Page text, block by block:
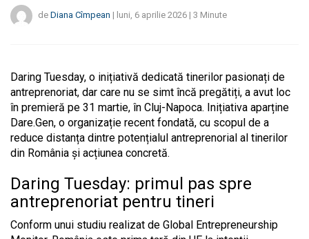
de Diana Cîmpean | luni, 6 aprilie 2026 | 3 Minute
Daring Tuesday, o inițiativă dedicată tinerilor pasionați de
antreprenoriat, dar care nu se simt încă pregătiți, a avut loc
în premieră pe 31 martie, în Cluj-Napoca. Inițiativa aparține
Dare.Gen, o organizație recent fondată, cu scopul de a
reduce distanța dintre potențialul antreprenorial al tinerilor
din România și acțiunea concretă.
Daring Tuesday: primul pas spre
antreprenoriat pentru tineri
Conform unui studiu realizat de Global Entrepreneurship